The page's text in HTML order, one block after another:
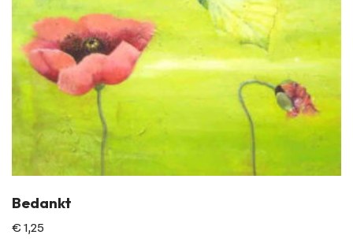
Bedankt
€ 1,25